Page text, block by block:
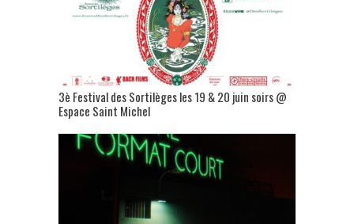
3è Festival des Sortilèges les 19 & 20 juin soirs @
Espace Saint Michel